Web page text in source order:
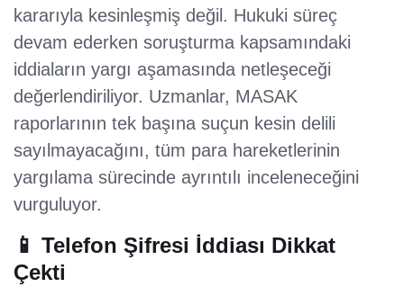
kararıyla kesinleşmiş değil. Hukuki süreç
devam ederken soruşturma kapsamındaki
iddiaların yargı aşamasında netleşeceği
değerlendiriliyor. Uzmanlar, MASAK
raporlarının tek başına suçun kesin delili
sayılmayacağını, tüm para hareketlerinin
yargılama sürecinde ayrıntılı inceleneceğini
vurguluyor.
📱 Telefon Şifresi İddiası Dikkat
Çekti